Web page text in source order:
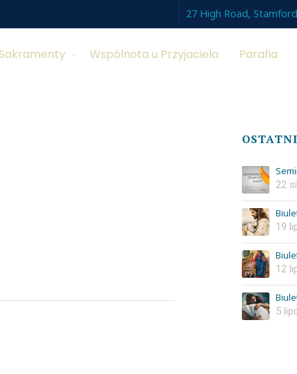
27 High Road,
Sakramenty Wspólnota u Przyjaciela Parafia
22
19
12
5